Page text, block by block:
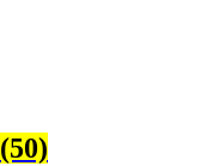
(50)